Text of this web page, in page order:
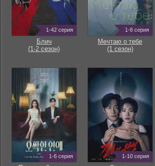
1-42 серия
Блич
(1-2 сезон)
1-8 серия
Мечтаю о тебе
(1 сезон)
1-6 серия 1-10 серия